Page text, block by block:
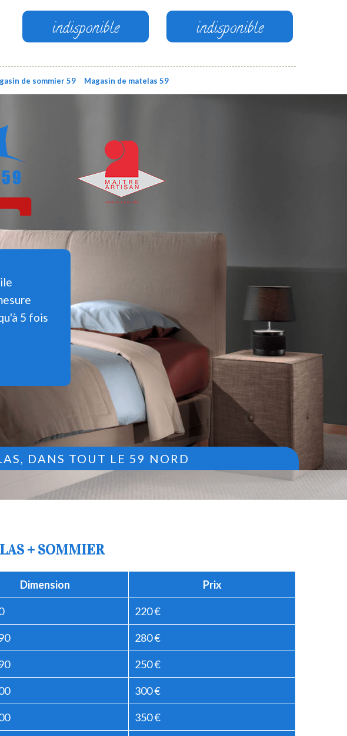
indisponible indisponible
de sommier 59 Magasin de matelas 59
5 fois
DANS TOUT LE 59 NORD
+ SOMMIER
Dimension Prix
220 €
280 €
250 €
300 €
350 €